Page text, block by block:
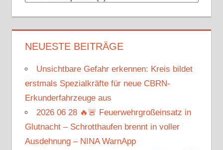
NEUESTE BEITRÄGE
Unsichtbare Gefahr erkennen: Kreis bildet
erstmals Spezialkräfte für neue CBRN-
Erkunderfahrzeuge aus
2026 06 28 🔥🚨 Feuerwehrgroßeinsatz in
Glutnacht – Schrotthaufen brennt in voller
Ausdehnung – NINA WarnApp